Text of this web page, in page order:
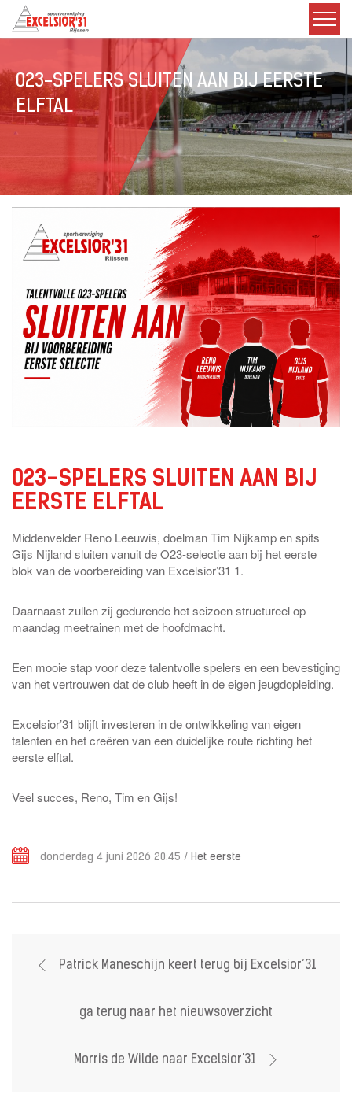
023-SPELERS SLUITEN AAN BIJ EERSTE
ELFTAL
023-SPELERS SLUITEN AAN BIJ
EERSTE ELFTAL
Middenvelder Reno Leeuwis, doelman Tim Nijkamp en spits
Gijs Nijland sluiten vanuit de O23-selectie aan bij het eerste
blok van de voorbereiding van Excelsior’31 1.
Daarnaast zullen zij gedurende het seizoen structureel op
maandag meetrainen met de hoofdmacht.
Een mooie stap voor deze talentvolle spelers en een bevestiging
van het vertrouwen dat de club heeft in de eigen jeugdopleiding.
Excelsior’31 blijft investeren in de ontwikkeling van eigen
talenten en het creëren van een duidelijke route richting het
eerste elftal.
Veel succes, Reno, Tim en Gijs!
donderdag 4 juni 2026 20:45 / Het eerste
Patrick Maneschijn keert terug bij Excelsior’31
ga terug naar het nieuwsoverzicht
Morris de Wilde naar Excelsior'31